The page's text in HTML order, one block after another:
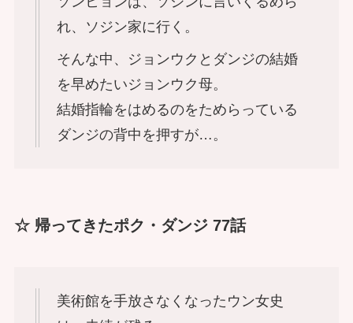
れ、ソジン家に行く。
そんな中、ジョンウクとダンジの結婚
を早めたいジョンウク母。
結婚指輪をはめるのをためらっている
ダンジの背中を押すが…。
☆ 帰ってきたポク・ダンジ 77話
美術館を手放さなくなったウン女史